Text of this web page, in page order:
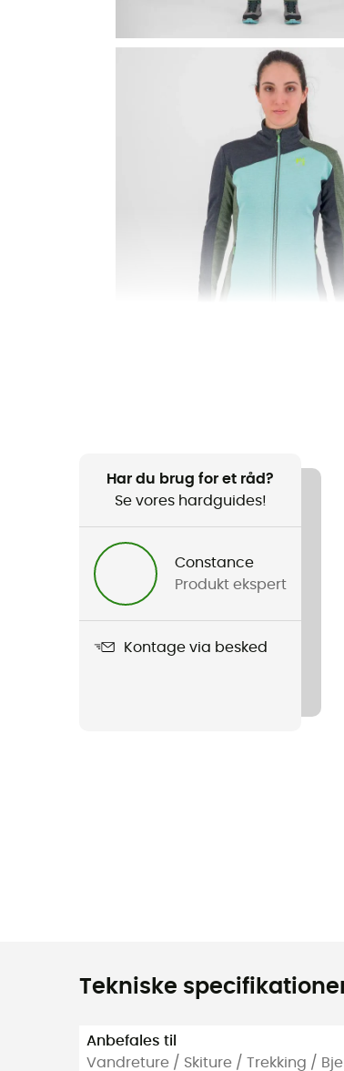
Har du brug for et råd?
Se vores hardguides!
Constance
Produkt ekspert
Kontage via besked
Tekniske
Anbefales til
Vandreture / Skiture / Trekking /